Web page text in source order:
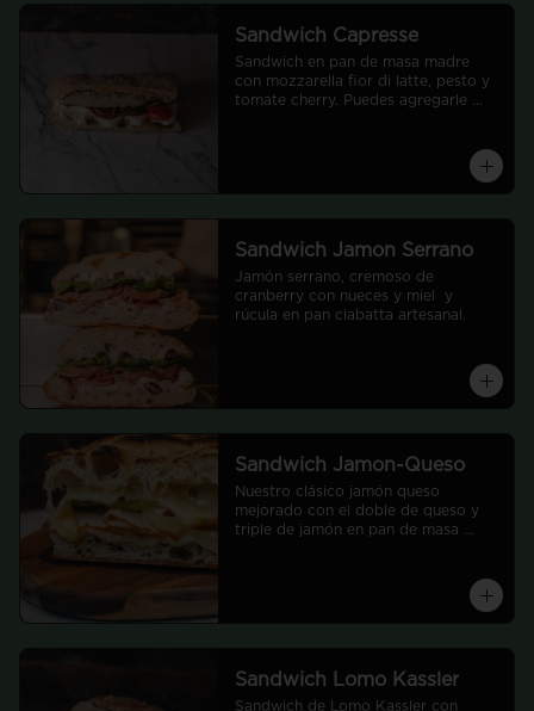
Sandwich Capresse
Sandwich en pan de masa madre
con mozzarella fior di latte, pesto y
tomate cherry. Puedes agregarle
Sandwich Jamon Serrano
Jamón serrano, cremoso de
cranberry con nueces y miel  y
rúcula en pan ciabatta artesanal.
Sandwich Jamon-Queso
Nuestro clásico jamón queso
mejorado con el doble de queso y
triple de jamón en pan de masa
Sandwich Lomo Kassler
Sandwich de Lomo Kassler con